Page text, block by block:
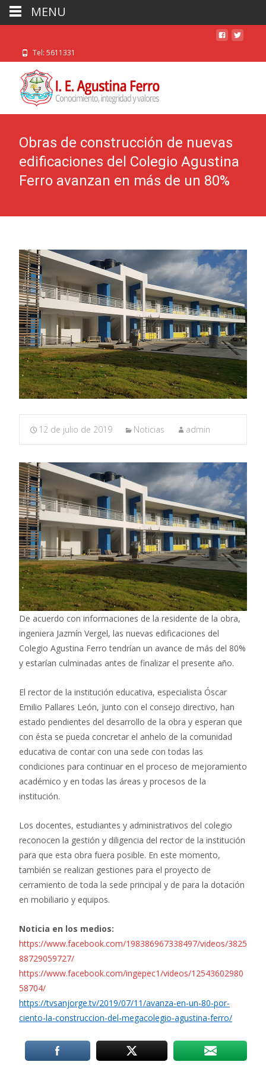
Tel: 5611331
Obras de construcción de nuevas
edificaciones del Colegio Agustina
Ferro avanzan en más de un 80%
12 de julio de 2019 Noticias admin
De acuerdo con informaciones de la residente de la obra,
ingeniera Jazmín Vergel, las nuevas edificaciones del
Colegio Agustina Ferro tendrían un avance de más del 80%
y estarían culminadas antes de finalizar el presente año.
El rector de la institución educativa, especialista Óscar
Emilio Pallares León, junto con el consejo directivo, han
estado pendientes del desarrollo de la obra y esperan que
con ésta se pueda concretar el anhelo de la comunidad
educativa de contar con una sede con todas las
condiciones para continuar en el proceso de mejoramiento
académico y en todas las áreas y procesos de la
institución.
Los docentes, estudiantes y administrativos del colegio
reconocen la gestión y diligencia del rector de la institución
para que esta obra fuera posible. En este momento,
también se realizan gestiones para el proyecto de
cerramiento de toda la sede principal y de para la dotación
en mobiliario y equipos.
Noticia en los medios:
https://www.facebook.com/198386967338497/videos/3825
88729059727/
https://www.facebook.com/ingepec1/videos/12543602980
58704/
https://tvsanjorge.tv/2019/07/11/avanza-en-un-80-por-
ciento-la-construccion-del-megacolegio-agustina-ferro/
MENU